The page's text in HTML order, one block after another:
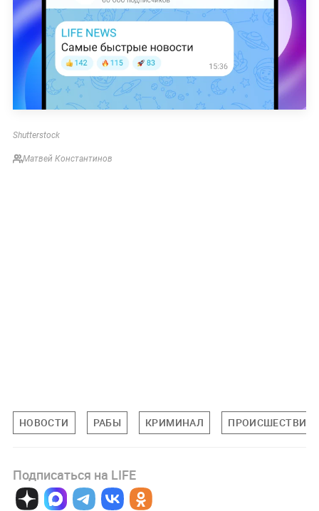
Shutterstock
Матвей Константинов
НОВОСТИ РАБЫ КРИМИНАЛ ПРОИСШЕСТВИЯ
Подписаться на LIFE